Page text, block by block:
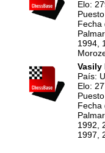
Elo:
Fecha
1994,
Vasily
País:
Elo:
Fecha
1992,
1997,